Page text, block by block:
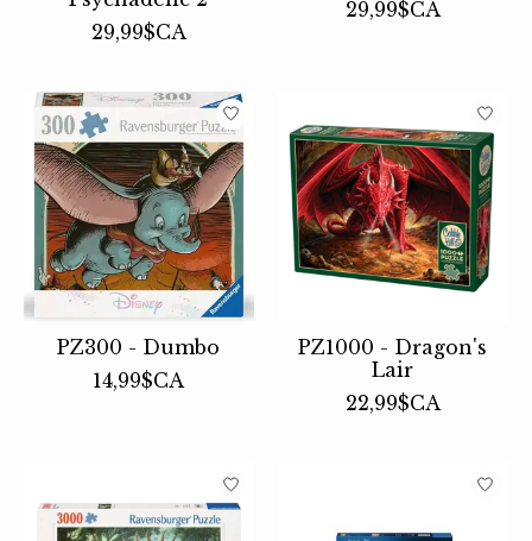
29,99$CA
29,99$CA
PZ300 - Dumbo
14,99$CA
PZ1000 - Dragon's
Lair
22,99$CA